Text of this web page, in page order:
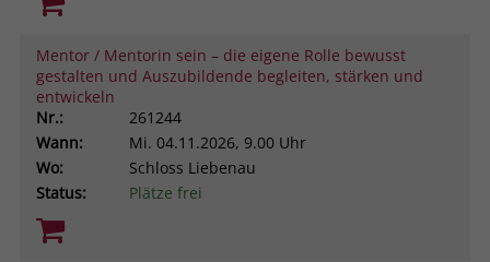
Mentor / Mentorin sein – die eigene Rolle bewusst
gestalten und Auszubildende begleiten, stärken und
entwickeln
Nr.:
261244
Wann:
Mi. 04.11.2026, 9.00 Uhr
Wo:
Schloss Liebenau
Status:
Plätze frei